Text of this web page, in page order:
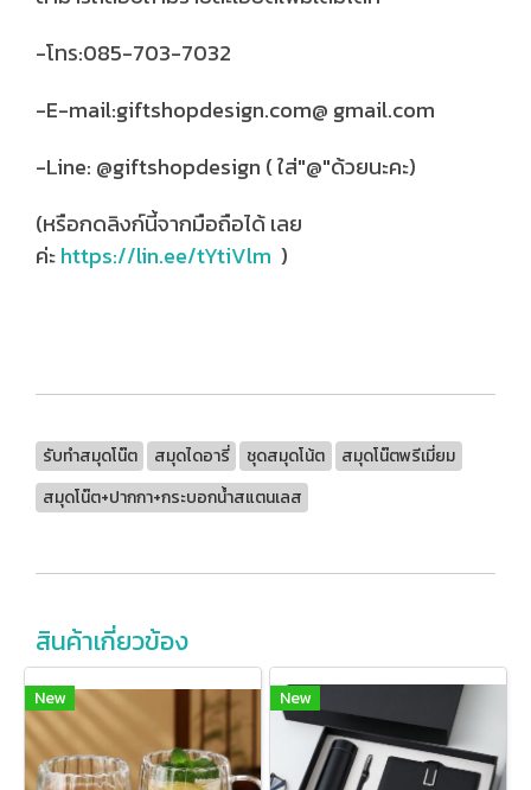
-โทร:085-703-7032
-E-mail:giftshopdesign.com@ gmail.com
-Line: @giftshopdesign ( ใส่"@"ด้วยนะคะ)
(หรือกดลิงก์นี้จากมือถือได้ เลย
ค่ะhttps://lin.ee/tYtiVlm )
รับทำสมุดโน๊ต สมุดไดอารี่ ชุดสมุดโน้ต
สมุดโน๊ตพรีเมี่ยม
สมุดโน๊ต+ปากกา+กระบอกน้ำสแตนเลส
สินค้าเกี่ยวข้อง
New New